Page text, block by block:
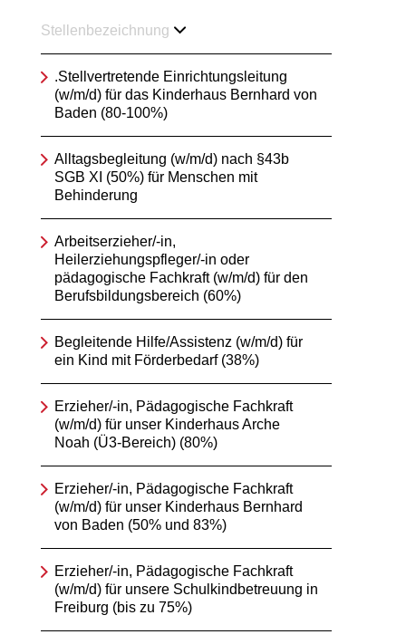
Stellenbezeichnung
.Stellvertretende Einrichtungsleitung
(w/m/d) für das Kinderhaus Bernhard von
Baden (80-100%)
Alltagsbegleitung (w/m/d) nach §43b
SGB XI (50%) für Menschen mit
Behinderung
Arbeitserzieher/-in,
Heilerziehungspfleger/-in oder
pädagogische Fachkraft (w/m/d) für den
Berufsbildungsbereich (60%)
Begleitende Hilfe/Assistenz (w/m/d) für
ein Kind mit Förderbedarf (38%)
Erzieher/-in, Pädagogische Fachkraft
(w/m/d) für unser Kinderhaus Arche
Noah (Ü3-Bereich) (80%)
Erzieher/-in, Pädagogische Fachkraft
(w/m/d) für unser Kinderhaus Bernhard
von Baden (50% und 83%)
Erzieher/-in, Pädagogische Fachkraft
(w/m/d) für unsere Schulkindbetreuung in
Freiburg (bis zu 75%)